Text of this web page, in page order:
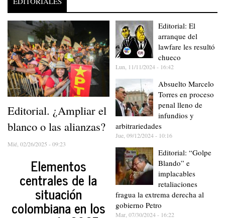
Editorial. ¿Ampliar el
blanco o las alianzas?
Mié, 02/26/2025 - 09:23
Elementos
centrales de la
situación
colombiana en los
Editorial: El
arranque del
lawfare les resultó
chueco
Lun, 11/11/2024 - 16:42
Absuelto Marcelo
Torres en proceso
penal lleno de
infundios y
arbitrariedades
Jue, 09/12/2024 - 10:16
Editorial: “Golpe
Blando” e
implacables
retaliaciones
fragua la extrema derecha al
gobierno Petro
Mar, 07/30/2024 - 16:22